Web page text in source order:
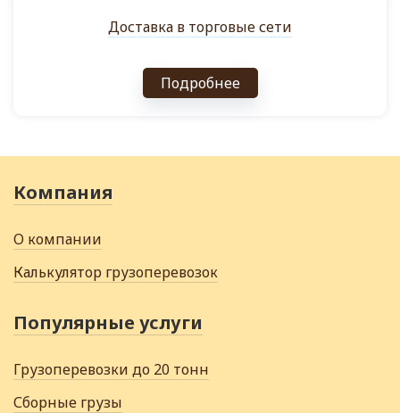
Доставка в торговые сети
Подробнее
Компания
О компании
Калькулятор грузоперевозок
Популярные услуги
Грузоперевозки до 20 тонн
Сборные грузы